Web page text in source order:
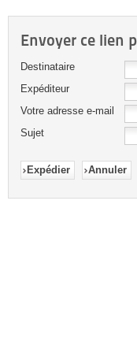
Envoyer ce lien
Destinataire
Expéditeur
Votre adresse e-mail
Sujet
Expédier Annuler